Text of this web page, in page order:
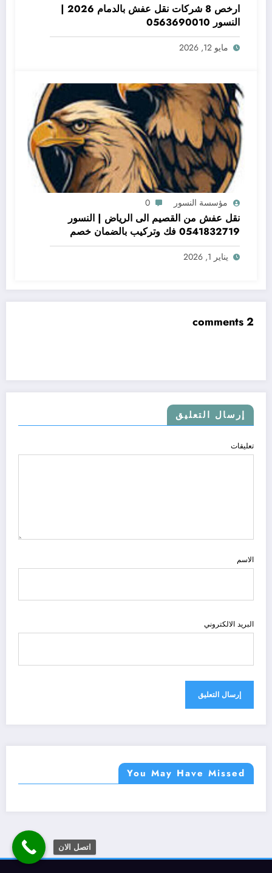
ارخص 8 شركات نقل عفش بالدمام 2026 |
النسور 0563690010
مايو 12, 2026
مؤسسة النسور 0
نقل عفش من القصيم الى الرياض | النسور
0541832719 فك وتركيب بالضمان خصم
50%
يناير 1, 2026
2 comments
إرسال التعليق
تعليقات
الاسم
البريد الالكتروني
You May Have Missed
اتصل الان